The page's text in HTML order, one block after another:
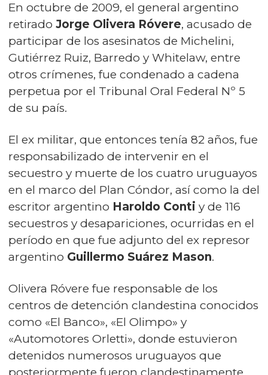
En octubre de 2009, el general argentino
retirado Jorge Olivera Róvere, acusado de
participar de los asesinatos de Michelini,
Gutiérrez Ruiz, Barredo y Whitelaw, entre
otros crímenes, fue condenado a cadena
perpetua por el Tribunal Oral Federal Nº 5
de su país.
El ex militar, que entonces tenía 82 años, fue
responsabilizado de intervenir en el
secuestro y muerte de los cuatro uruguayos
en el marco del Plan Cóndor, así como la del
escritor argentino Haroldo Conti y de 116
secuestros y desapariciones, ocurridas en el
período en que fue adjunto del ex represor
argentino Guillermo Suárez Mason.
Olivera Róvere fue responsable de los
centros de detención clandestina conocidos
como «El Banco», «El Olimpo» y
«Automotores Orletti», donde estuvieron
detenidos numerosos uruguayos que